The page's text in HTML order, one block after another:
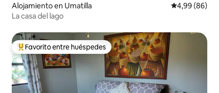
Alojamiento en Umatilla Calificación
4,99 (86)
La casa del lago
Favorito entre los huéspedes más destacados
Favorito entre huéspedes